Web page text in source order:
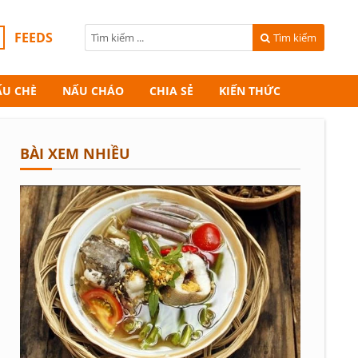
FEEDS Tìm kiếm
CHÈ NẤU CHÁO CHIA SẺ KIẾN THỨC
BÀI XEM NHIỀU